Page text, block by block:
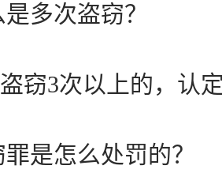
次盗窃？
3次以上的，认
怎么处罚的？